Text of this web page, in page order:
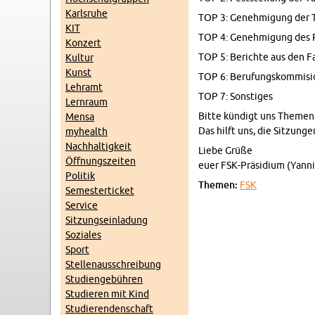
Karl­sruhe
KIT
Konz­ert
Kul­tur
Kunst
Lehramt
Lern­raum
Mensa
my­health
Nach­haltigkeit
Öff­nungszeiten
Poli­tik
Se­mes­terticket
Ser­vice
Sitzung­sein­ladung
Soziales
Sport
Stel­lenauss­chrei­bung
Stu­di­engebühren
Studieren mit Kind
Studieren­den­schaft
TOP 3: Genehmi­gung der
TOP 4: Genehmi­gung
TOP 5: Berichte aus den
TOP 6:
TOP 7: Son­stiges
Bitte kündigt uns
Das hilft uns, die
Liebe Grüße
euer FSK-Präsid­ium
The­men: FSK